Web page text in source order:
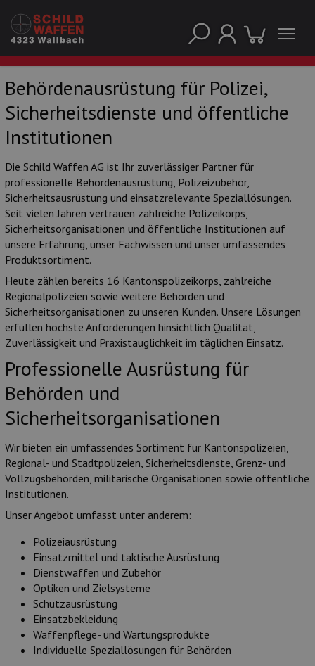
Behördenausrüstung für Polizei,
Sicherheitsdienste und öffentliche
Institutionen
Die Schild Waffen AG ist Ihr zuverlässiger Partner für
professionelle Behördenausrüstung, Polizeizubehör,
Sicherheitsausrüstung und einsatzrelevante Speziallösungen.
Seit vielen Jahren vertrauen zahlreiche Polizeikorps,
Sicherheitsorganisationen und öffentliche Institutionen auf
unsere Erfahrung, unser Fachwissen und unser umfassendes
Produktsortiment.
Heute zählen bereits 16 Kantonspolizeikorps, zahlreiche
Regionalpolizeien sowie weitere Behörden und
Sicherheitsorganisationen zu unseren Kunden. Unsere Lösungen
erfüllen höchste Anforderungen hinsichtlich Qualität,
Zuverlässigkeit und Praxistauglichkeit im täglichen Einsatz.
Professionelle Ausrüstung für
Behörden und
Sicherheitsorganisationen
Wir bieten ein umfassendes Sortiment für Kantonspolizeien,
Regional- und Stadtpolizeien, Sicherheitsdienste, Grenz- und
Vollzugsbehörden, militärische Organisationen sowie öffentliche
Institutionen.
Unser Angebot umfasst unter anderem:
Polizeiausrüstung
Einsatzmittel und taktische Ausrüstung
Dienstwaffen und Zubehör
Optiken und Zielsysteme
Schutzausrüstung
Einsatzbekleidung
Waffenpflege- und Wartungsprodukte
Individuelle Speziallösungen für Behörden
UNSERE TOP-KATEGORIEN
Munition
Waffen
Lampen und Zubehör